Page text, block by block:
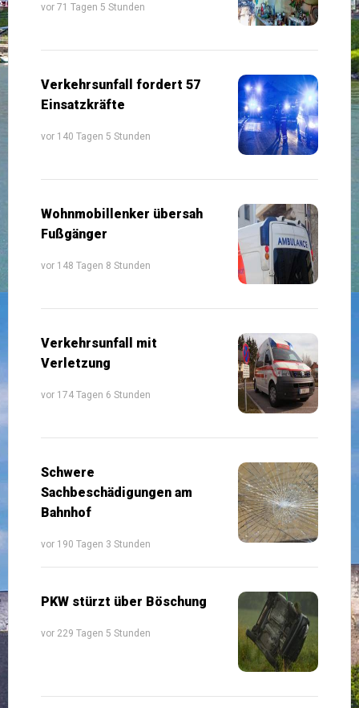
vor 71 Tagen 5 Stunden
Verkehrsunfall fordert 57
Einsatzkräfte
vor 140 Tagen 5 Stunden
Wohnmobillenker übersah
Fußgänger
vor 148 Tagen 8 Stunden
Verkehrsunfall mit
Verletzung
vor 174 Tagen 6 Stunden
Schwere
Sachbeschädigungen am
Bahnhof
vor 190 Tagen 3 Stunden
PKW stürzt über Böschung
vor 229 Tagen 5 Stunden